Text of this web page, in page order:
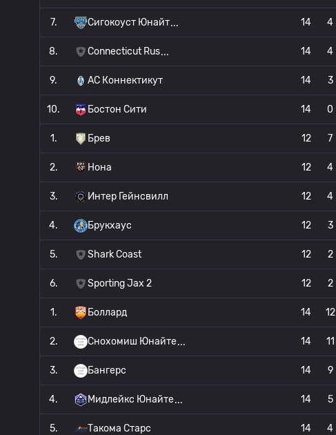
7. Сигокоуст Юнайт 14 4
8. Connecticut Rus 14 4
9. АС Коннектикут 14 3
10. Бостон Сити 14 0
1. Брев 12 7
2. Нона 12 4
3. Интер Гейнсвилл 12 4
4. Брукхаус 12 3
5. Shark Coast 12 2
6. Sporting Jax 2 12 2
1. Боллард 14 12
2. Снохомиш Юнайте 14 11
3. Бангерс 14 9
4. Мидлейкс Юнайте 14 5
5. Такома Старс 14 4